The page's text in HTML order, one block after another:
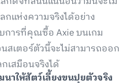
กแห่งความจริงได้อย่าง
การที่คุณซื้อ Axie บนเกม
สเตอร์ตัวนี้จะไม่สามารถออก
เสมือนจริงได้
นาให้สัตว์เลี้ยงขนปุยตัวจริง